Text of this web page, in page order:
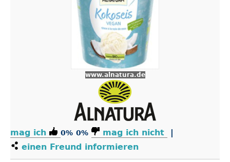
www.alnatura.de
mag ich 0% 0% mag ich nicht
|
einen Freund informieren